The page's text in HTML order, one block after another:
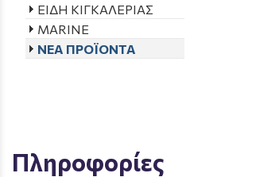
ΕΙΔΗ ΚΙΓΚΑΛΕΡΙΑΣ
MARINE
ΝΕΑ ΠΡΟΪΟΝΤΑ
Πληροφορίες